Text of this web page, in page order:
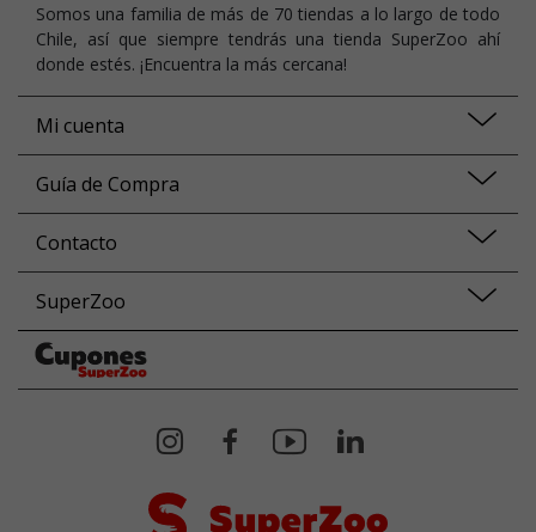
Somos una familia de más de 70 tiendas a lo largo de todo
Chile, así que siempre tendrás una tienda SuperZoo ahí
donde estés. ¡Encuentra la más cercana!
Mi cuenta
Guía de Compra
Contacto
SuperZoo